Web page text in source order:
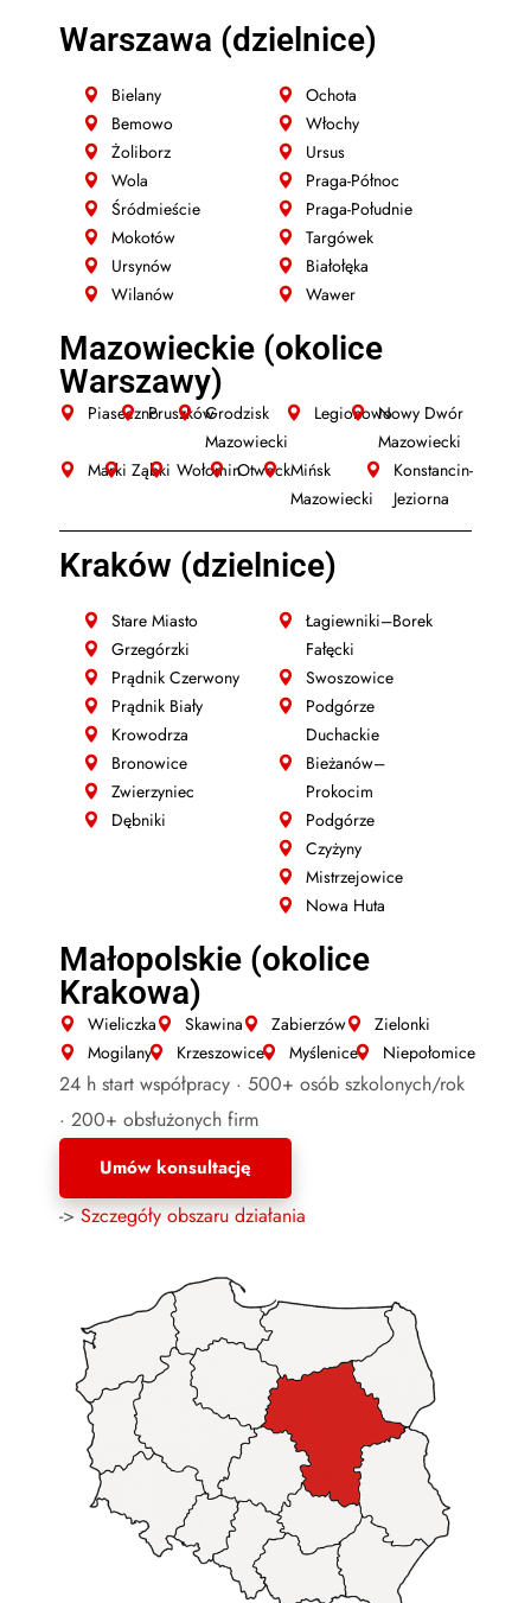
Warszawa (dzielnice)
Bielany
Bemowo
Żoliborz
Wola
Śródmieście
Mokotów
Ursynów
Wilanów
Ochota
Włochy
Ursus
Praga-Północ
Praga-Południe
Targówek
Białołęka
Wawer
Mazowieckie (okolice
Warszawy)
PiasecznoPruszkówGrodzisk
Mazowiecki
LegionowoNowy Dwór
Mazowiecki
Marki Ząbki WołominOtwockMińsk
Mazowiecki
Konstancin-
Jeziorna
Kraków (dzielnice)
Stare Miasto
Grzegórzki
Prądnik Czerwony
Prądnik Biały
Krowodrza
Bronowice
Zwierzyniec
Dębniki
Łagiewniki–Borek
Fałęcki
Swoszowice
Podgórze
Duchackie
Bieżanów–
Prokocim
Podgórze
Czyżyny
Mistrzejowice
Nowa Huta
Małopolskie (okolice
Krakowa)
Wieliczka Skawina Zabierzów
Zielonki
Mogilany
Krzeszowice Myślenice Niepołomice
24 h start współpracy · 500+ osób szkolonych/rok
· 200+ obsłużonych firm
Umów konsultację
->Szczegóły obszaru działania